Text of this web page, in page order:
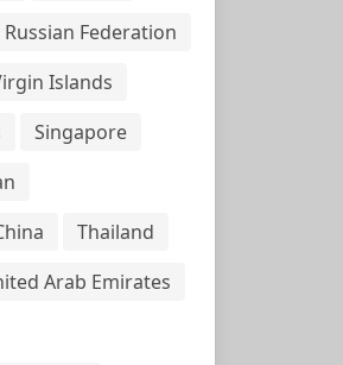
Russian Federation
Islands
Singapore
Thailand
Arab Emirates